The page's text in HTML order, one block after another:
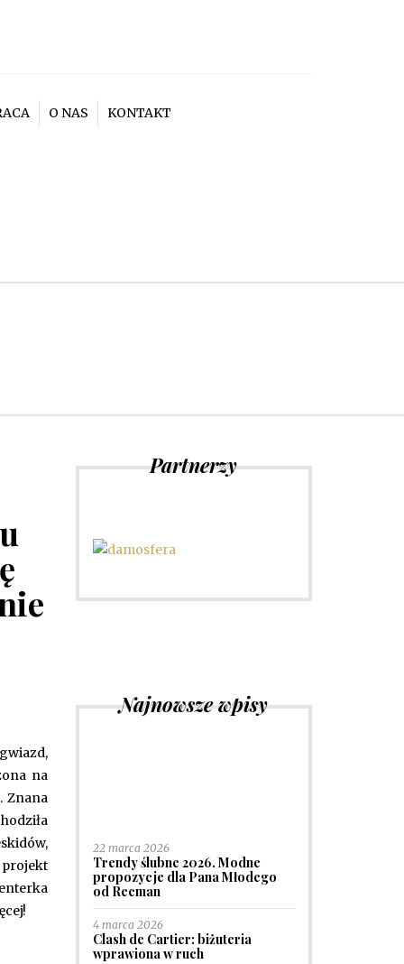
O NAS KONTAKT
na
Znana
Partnerzy
Najnowsze wpisy
22 marca 2026
Trendy ślubne 2026. Modne
propozycje dla Pana Młodego
od Recman
4 marca 2026
Clash de Cartier: biżuteria
wprawiona w ruch